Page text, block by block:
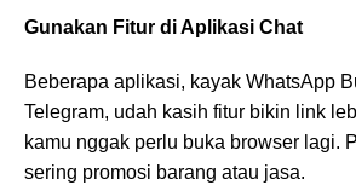
Gunakan Fitur di Aplikasi Chat
Beberapa aplikasi, kayak WhatsApp
Telegram, udah kasih fitur bikin link
kamu nggak perlu buka browser lagi.
sering promosi barang atau jasa.